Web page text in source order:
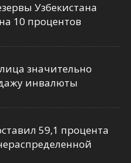
Узбекистана
10 процентов
значительно
инвалюты
59,1 процента